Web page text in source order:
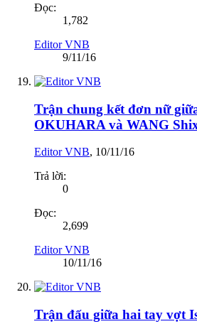
Đọc:
1,782
Editor VNB
9/11/16
Trận chung kết đơn nữ
OKUHARA và WANG
Editor VNB, 10/11/16
Trả lời:
0
Đọc:
2,699
Editor VNB
10/11/16
Trận đấu giữa hai tay vợt